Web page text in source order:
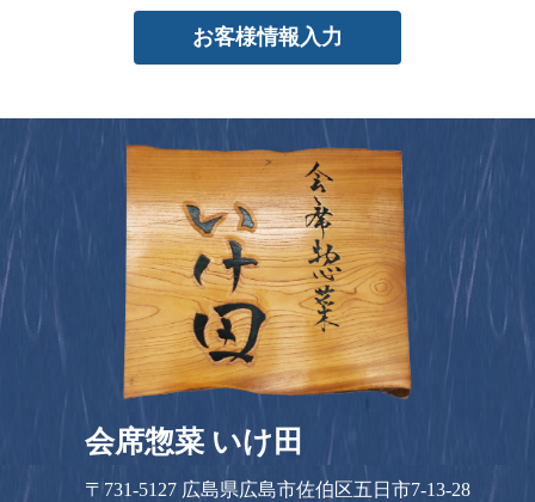
お客様情報入力
会席惣菜 いけ田
〒731-5127 広島県広島市佐伯区五日市7-13-28